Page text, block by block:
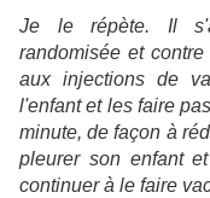
Je le répète. Il
randomisée et
aux injections de
l'enfant et les faire
minute, de façon à
pleurer son enfant
continuer à le faire